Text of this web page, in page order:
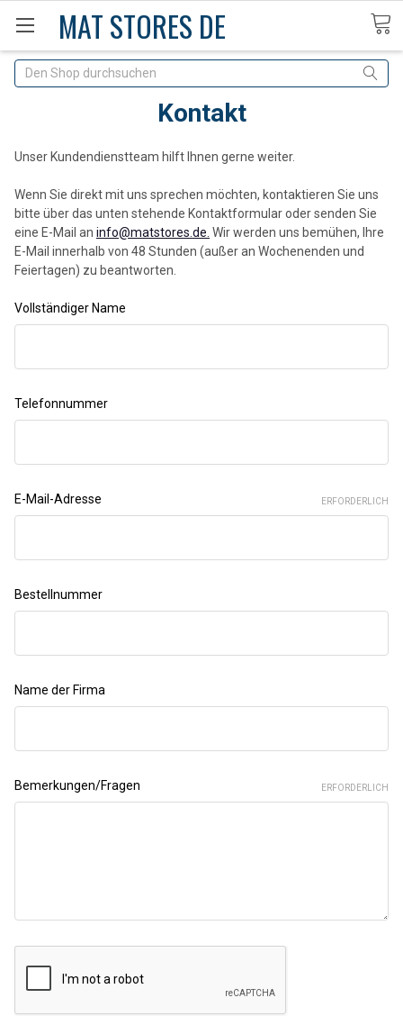
MAT STORES DE
Suche
Kontakt
Unser Kundendienstteam hilft Ihnen gerne weiter.
Wenn Sie direkt mit uns sprechen möchten, kontaktieren Sie uns
bitte über das unten stehende Kontaktformular oder senden Sie
eine E-Mail an info@matstores.de. Wir werden uns bemühen, Ihre
E-Mail innerhalb von 48 Stunden (außer an Wochenenden und
Feiertagen) zu beantworten.
Vollständiger Name
Telefonnummer
E-Mail-Adresse ERFORDERLICH
Bestellnummer
Name der Firma
Bemerkungen/Fragen ERFORDERLICH